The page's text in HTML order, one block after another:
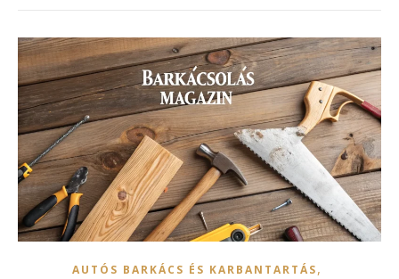
AUTÓS BARKÁCS ÉS KARBANTARTÁS,